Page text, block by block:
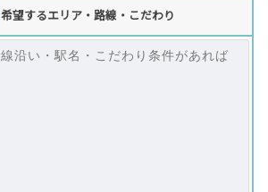
希望するエリア・路線・こだわり